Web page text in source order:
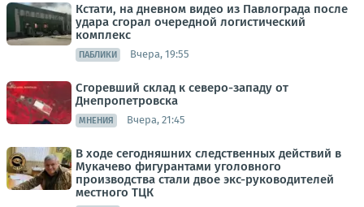
Кстати, на дневном видео из Павлограда после
удара сгорал очередной логистический
комплекс
ПАБЛИКИ Вчера, 19:55
Сгоревший склад к северо-западу от
Днепропетровска
МНЕНИЯ Вчера, 21:45
В ходе сегодняшних следственных действий в
Мукачево фигурантами уголовного
производства стали двое экс-руководителей
местного ТЦК